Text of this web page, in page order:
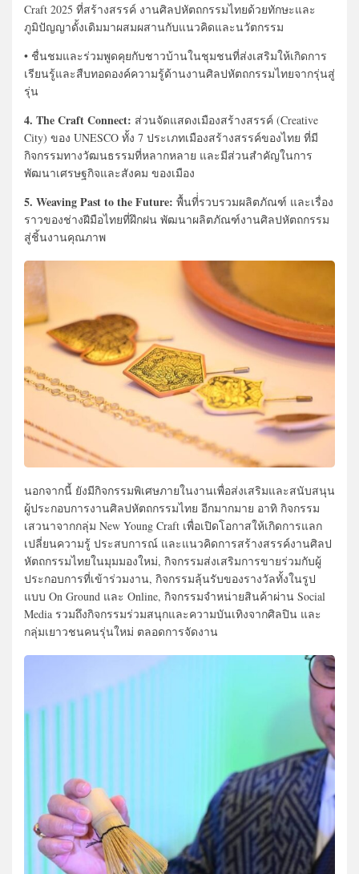
Craft 2025 ที่สร้างสรรค์ งานศิลปหัตถกรรมไทยด้วยทักษะและ
ภูมิปัญญาดั้งเดิมมาผสมผสานกับแนวคิดและนวัตกรรม
• ชื่นชมและร่วมพูดคุยกับชาวบ้านในชุมชนที่ส่งเสริมให้เกิดการ
เรียนรู้และสืบทอดองค์ความรู้ด้านงานศิลปหัตถกรรมไทยจากรุ่นสู่
รุ่น
4. The Craft Connect: ส่วนจัดแสดงเมืองสร้างสรรค์ (Creative
City) ของ UNESCO ทั้ง 7 ประเภทเมืองสร้างสรรค์ของไทย ที่มี
กิจกรรมทางวัฒนธรรมที่หลากหลาย และมีส่วนสำคัญในการ
พัฒนาเศรษฐกิจและสังคม ของเมือง
5. Weaving Past to the Future: พื้นที่่รวบรวมผลิตภัณฑ์ และเรื่อง
ราวของช่างฝีมือไทยที่ฝึกฝน พัฒนาผลิตภัณฑ์งานศิลปหัตถกรรม
สู่ชิ้นงานคุณภาพ
นอกจากนี้ ยังมีกิจกรรมพิเศษภายในงานเพื่อส่งเสริมและสนับสนุน
ผู้ประกอบการงานศิลปหัตถกรรมไทย อีกมากมาย อาทิ กิจกรรม
เสวนาจากกลุ่ม New Young Craft เพื่อเปิดโอกาสให้เกิดการแลก
เปลี่ยนความรู้ ประสบการณ์ และแนวคิดการสร้างสรรค์งานศิลป
หัตถกรรมไทยในมุมมองใหม่, กิจกรรมส่งเสริมการขายร่วมกับผู้
ประกอบการที่เข้าร่วมงาน, กิจกรรมลุ้นรับของรางวัลทั้งในรูป
แบบ On Ground และ Online, กิจกรรมจำหน่ายสินค้าผ่าน Social
Media รวมถึงกิจกรรมร่วมสนุกและความบันเทิงจากศิลปิน และ
กลุ่มเยาวชนคนรุ่นใหม่ ตลอดการจัดงาน